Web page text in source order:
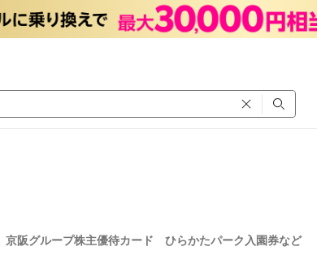
京阪グループ株主優待カード ひらかたパーク入園券など